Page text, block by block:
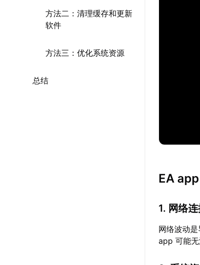
方法二：清理缓存和更新
软件
方法三：优化系统资源
总结
EA
1. 网络
网络波动
app 可能无